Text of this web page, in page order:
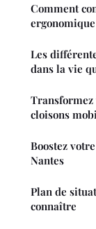
Comment
Les
dans la vie
Transformez
cloisons
Boostez
Nantes
Plan de
connaître